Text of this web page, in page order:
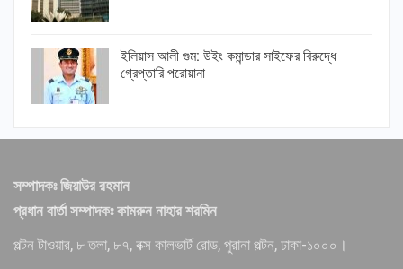
ইলিয়াস আলী গুম: উইং কমান্ডার সাইফের বিরুদ্ধে
গ্রেপ্তারি পরোয়ানা
সম্পাদকঃ জিয়াউর রহমান
প্রধান বার্তা সম্পাদকঃ কামরুন নাহার শরমিন
পল্টন টাওয়ার, ৮ তলা, ৮৭, বক্স কালভার্ট রোড, পুরানা পল্টন, ঢাকা-১০০০।